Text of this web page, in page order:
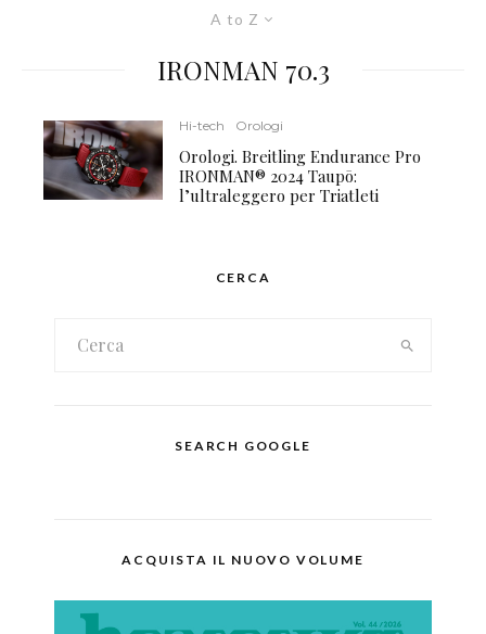
A to Z
IRONMAN 70.3
Hi-tech Orologi
Orologi. Breitling Endurance Pro
IRONMAN® 2024 Taupō:
l’ultraleggero per Triatleti
CERCA
SEARCH GOOGLE
ACQUISTA IL NUOVO VOLUME